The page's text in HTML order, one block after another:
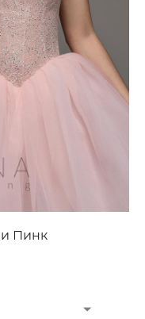
Пинк